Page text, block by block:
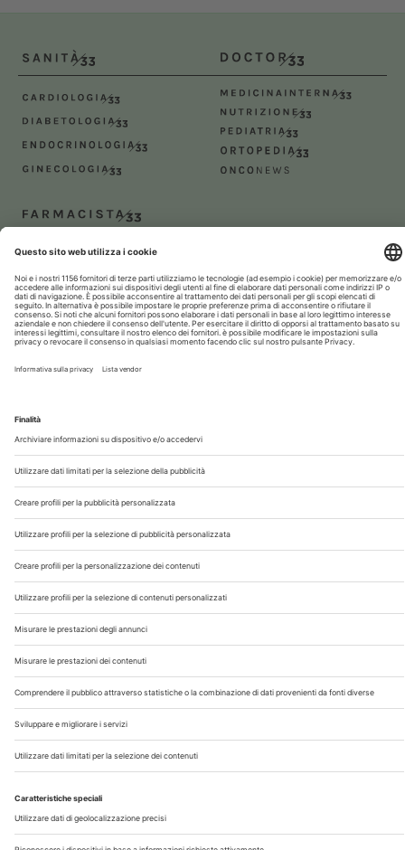
Chi Siamo
Contatti
Note Legali
Privacy
©2026 Edra S.p.a | www.edraspa.it | P.iva 08056040960
| Tel. 02/881841 | Sede legale: Viale Enrico Forlanini 21 -
20134 Milano (Italy)
5/05/2022